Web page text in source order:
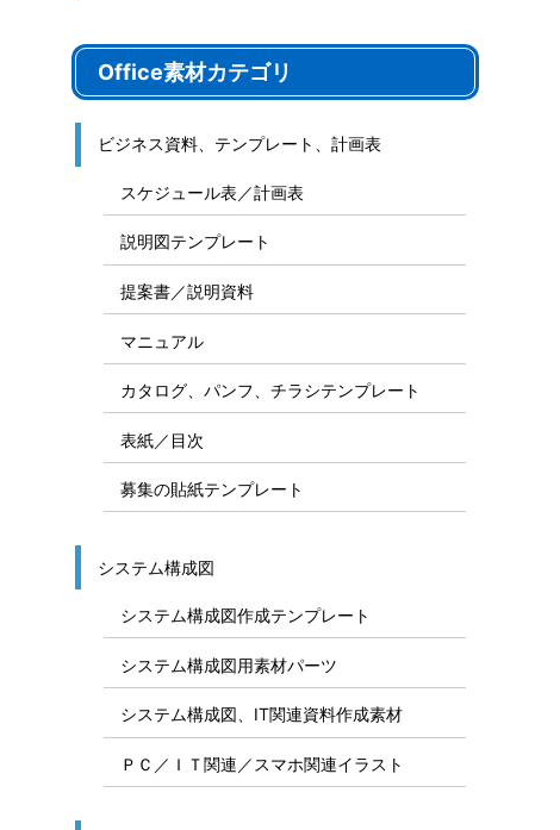
Office素材カテゴリ
ビジネス資料、テンプレート、計画表
スケジュール表／計画表
説明図テンプレート
提案書／説明資料
マニュアル
カタログ、パンフ、チラシテンプレート
表紙／目次
募集の貼紙テンプレート
システム構成図
システム構成図作成テンプレート
システム構成図用素材パーツ
システム構成図、IT関連資料作成素材
ＰＣ／ＩＴ関連／スマホ関連イラスト